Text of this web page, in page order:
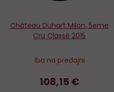
Château Duhart Milon, 5eme
Cru Classé 2015
Iba na predajni
108,15 €